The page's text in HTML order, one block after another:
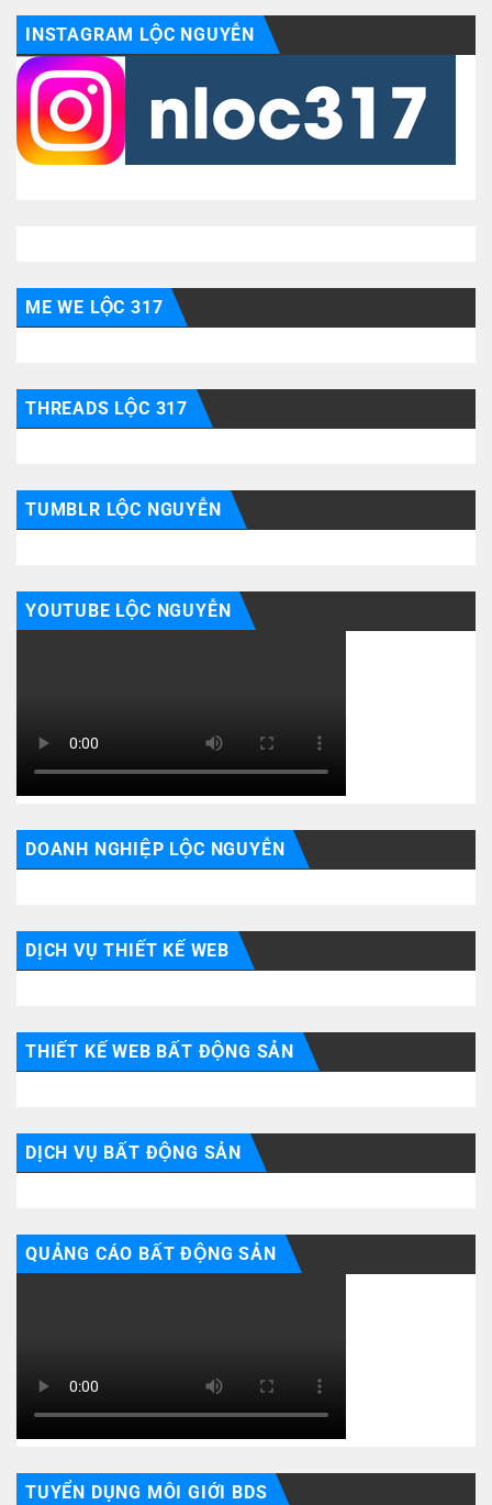
INSTAGRAM LỘC NGUYỄN
ME WE LỘC 317
THREADS LỘC 317
TUMBLR LỘC NGUYỄN
YOUTUBE LỘC NGUYỄN
DOANH NGHIỆP LỘC NGUYỄN
DỊCH VỤ THIẾT KẾ WEB
THIẾT KẾ WEB BẤT ĐỘNG SẢN
DỊCH VỤ BẤT ĐỘNG SẢN
QUẢNG CÁO BẤT ĐỘNG SẢN
TUYỂN DỤNG MÔI GIỚI BDS